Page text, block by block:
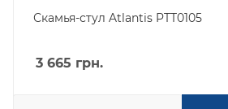
Скамья-стул Atlantis PTT0105
3 665 грн.